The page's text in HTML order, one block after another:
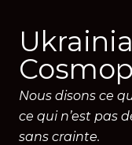
Nous disons ce
ce qui n’est pas
sans crainte.